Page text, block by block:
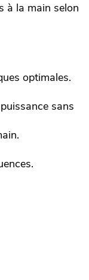
à la main selon
optimales.
sans